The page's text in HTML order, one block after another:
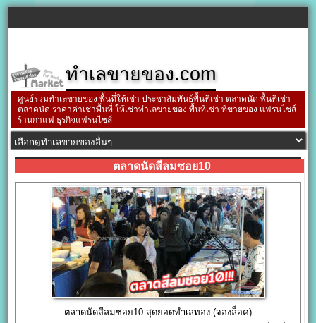
ทำเลขายของ.com
ศูนย์รวมทำเลขายของ พื้นที่ให้เช่า ประชาสัมพันธ์พื้นที่เช่า ตลาดนัด พื้นที่เช่า
ตลาดนัด ราคาค่าเช่าพื้นที่ ให้เช่าทำเลขายของ พื้นที่เช่า ที่ขายของ แฟรนไชส์
ร้านกาแฟ ธุรกิจแฟรนไชส์
ตลาดนัดสีลมซอย10
ตลาดนัดสีลมซอย10 สุดยอดทำเลทอง (จองล็อค)